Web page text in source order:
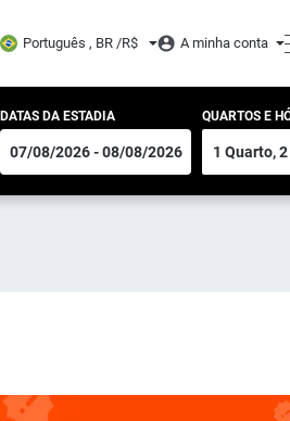
Português , BR /R$ A minha conta
DATAS DA ESTADIA QUARTOS E